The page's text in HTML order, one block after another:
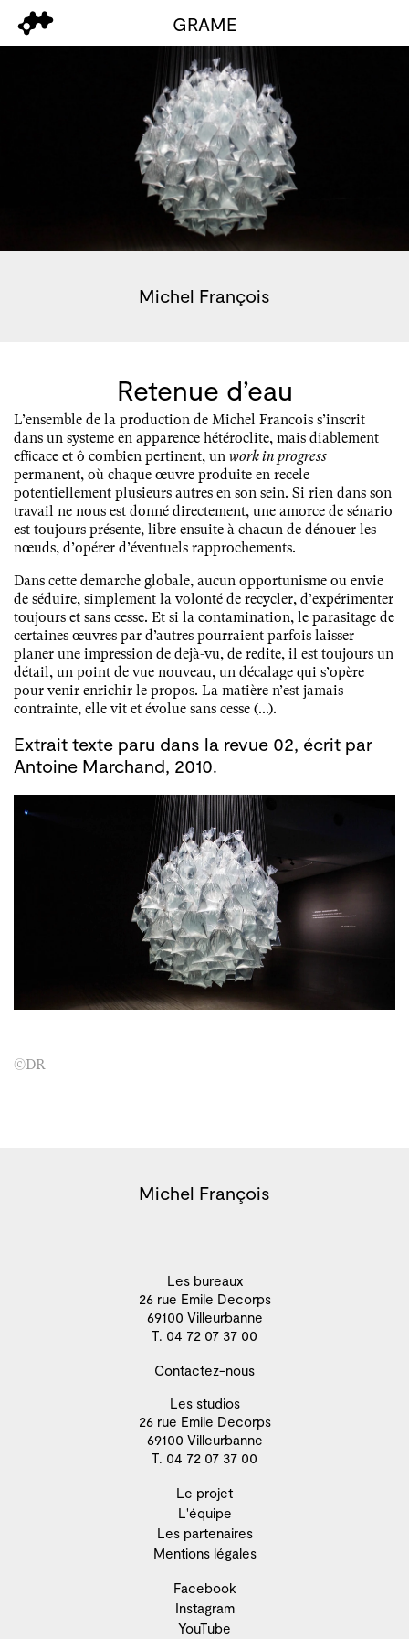
GRAME
Michel François
Retenue d’eau
L’ensemble de la production de Michel Francois s’inscrit
dans un systeme en apparence hétéroclite, mais diablement
efﬁcace et ô combien pertinent, un work in progress
permanent, où chaque œuvre produite en recele
potentiellement plusieurs autres en son sein. Si rien dans son
travail ne nous est donné directement, une amorce de sénario
est toujours présente, libre ensuite à chacun de dénouer les
nœuds, d’opérer d’éventuels rapprochements.
Dans cette demarche globale, aucun opportunisme ou envie
de séduire, simplement la volonté de recycler, d’expérimenter
toujours et sans cesse. Et si la contamination, le parasitage de
certaines œuvres par d’autres pourraient parfois laisser
planer une impression de dejà-vu, de redite, il est toujours un
détail, un point de vue nouveau, un décalage qui s’opère
pour venir enrichir le propos. La matière n’est jamais
contrainte, elle vit et évolue sans cesse (...).
Extrait texte paru dans la revue 02, écrit par
Antoine Marchand, 2010.
©DR
Michel François
Les bureaux
26 rue Emile Decorps
69100 Villeurbanne
T. 04 72 07 37 00
Contactez-nous
Les studios
26 rue Emile Decorps
69100 Villeurbanne
T. 04 72 07 37 00
Le projet
L'équipe
Les partenaires
Mentions légales
Facebook
Instagram
YouTube